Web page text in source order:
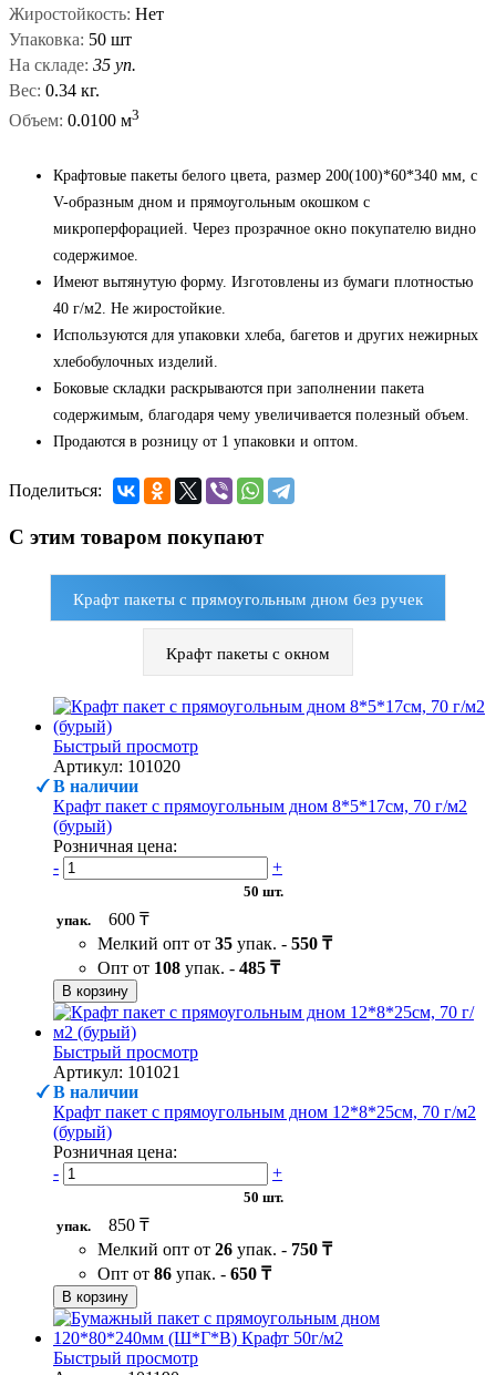
Жиростойкость: Нет
Упаковка: 50 шт
На складе: 35 уп.
Вес: 0.34 кг.
Объем: 0.0100 м3
Крафтовые пакеты белого цвета, размер 200(100)*60*340 мм, с
V-образным дном и прямоугольным окошком с
микроперфорацией. Через прозрачное окно покупателю видно
содержимое.
Имеют вытянутую форму. Изготовлены из бумаги плотностью
40 г/м2. Не жиростойкие.
Используются для упаковки хлеба, багетов и других нежирных
хлебобулочных изделий.
Боковые складки раскрываются при заполнении пакета
содержимым, благодаря чему увеличивается полезный объем.
Продаются в розницу от 1 упаковки и оптом.
Поделиться:
С этим товаром покупают
Крафт пакеты с прямоугольным дном без ручек
Крафт пакеты с окном
Быстрый просмотр
Артикул: 101020
В наличии
Крафт пакет с прямоугольным дном 8*5*17см, 70 г/м2
(бурый)
Розничная цена:
-
+
50 шт.
упак.
600 ₸
Мелкий опт от 35 упак. - 550 ₸
Опт от 108 упак. - 485 ₸
В корзину
Быстрый просмотр
Артикул: 101021
В наличии
Крафт пакет с прямоугольным дном 12*8*25см, 70 г/м2
(бурый)
Розничная цена:
-
+
50 шт.
упак.
850 ₸
Мелкий опт от 26 упак. - 750 ₸
Опт от 86 упак. - 650 ₸
В корзину
Быстрый просмотр